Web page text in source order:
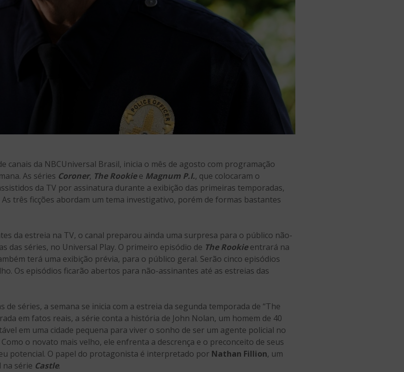
canais da NBCUniversal Brasil, inicia o mês de agosto com programação
As séries Coroner, The Rookiee Magnum P.I., que colocaram o
da TV por assinatura durante a exibição das primeiras temporadas,
três ficções abordam um tema investigativo, porém de formas bastantes
da estreia na TV, o canal preparou ainda uma surpresa para o público não-
das séries, no Universal Play. O primeiro episódio de The Rookieentrará na
terá uma exibição prévia, para o público geral. Serão cinco episódios
Os episódios ficarão abertos para não-assinantes até as estreias das
séries, a semana se inicia com a estreia da segunda temporada de “The
em fatos reais, a série conta a história de John Nolan, um homem de 40
em uma cidade pequena para viver o sonho de ser um agente policial no
o novato mais velho, ele enfrenta a descrença e o preconceito de seus
potencial. O papel do protagonista é interpretado por Nathan Fillion, um
na série Castle.